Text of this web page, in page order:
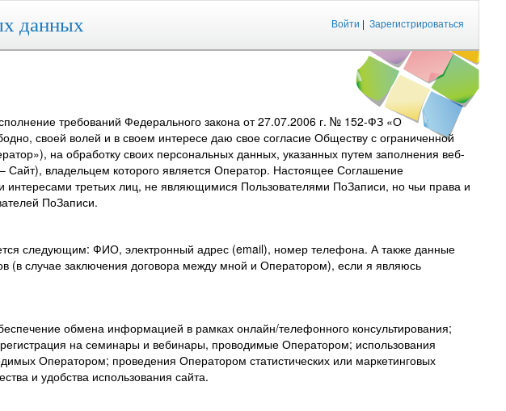
Войти | Зарегистрироваться
данных
требований Федерального закона от 27.07.2006 г. № 152-ФЗ «О
своей волей и в своем интересе даю свое согласие Обществу с ограниченной
на обработку своих персональных данных, указанных путем заполнения веб-
владельцем которого является Оператор. Настоящее Соглашение
интересами третьих лиц, не являющимися Пользователями ПоЗаписи, но чьи права и
ПоЗаписи.
следующим: ФИО, электронный адрес (email), номер телефона. А также данные
(в случае заключения договора между мной и Оператором), если я являюсь
обмена информацией в рамках онлайн/телефонного консультирования;
на семинары и вебинары, проводимые Оператором; использования
Оператором; проведения Оператором статистических или маркетинговых
и удобства использования сайта.